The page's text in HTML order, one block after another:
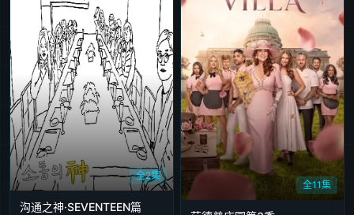
全2集
沟通之神·SEVENTEEN篇
全11集